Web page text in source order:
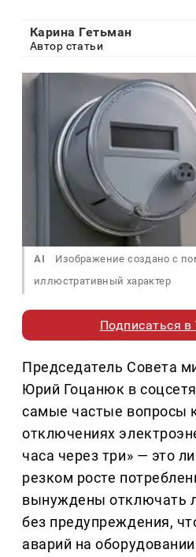
Карина Гетьман
Автор статьи
AI
Изображение создано с
иллюстративный характер
Подписаться в
Председатель Совета
Юрий Гоцанюк в
самые частые вопросы
отключениях
часа через три» — это
резком росте
вынуждены отключать
без предупреждения,
аварий на